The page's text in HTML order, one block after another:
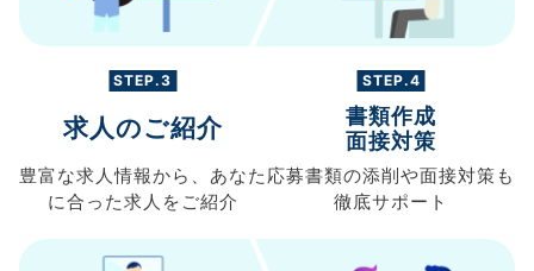
STEP.3
求人のご紹介
豊富な求人情報から、 あなた
に合った求人を ご紹介
STEP.4
書類作成
面接対策
応募書類の添削や面接対策も
徹底サポート